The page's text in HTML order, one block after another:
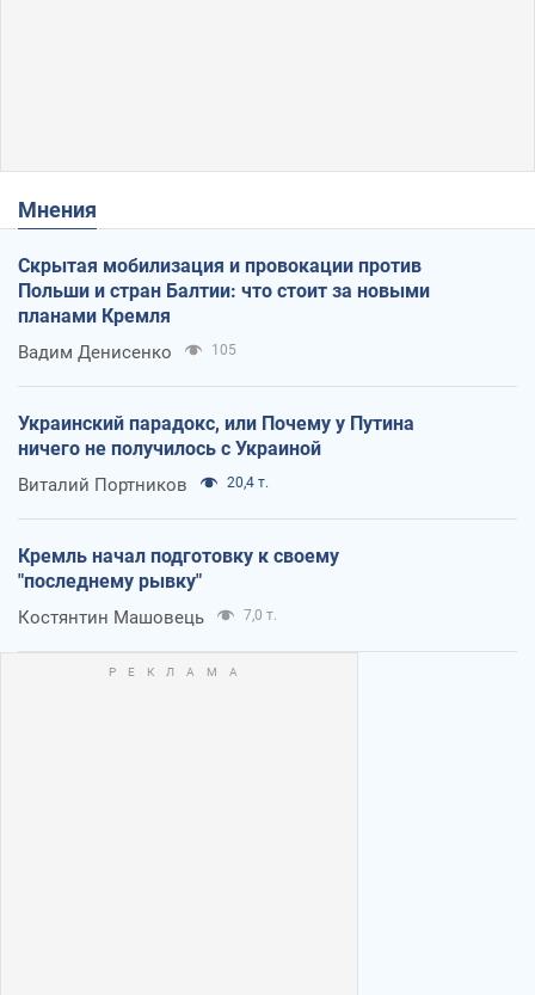
Мнения
Скрытая мобилизация и провокации против
Польши и стран Балтии: что стоит за новыми
планами Кремля
Вадим Денисенко 105
Украинский парадокс, или Почему у Путина
ничего не получилось с Украиной
Виталий Портников 20,4 т.
Кремль начал подготовку к своему
"последнему рывку"
Костянтин Машовець 7,0 т.